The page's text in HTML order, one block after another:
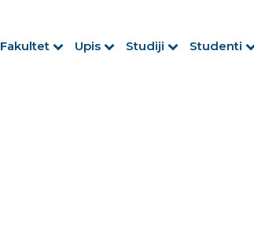
Fakultet Upis Studiji Studenti